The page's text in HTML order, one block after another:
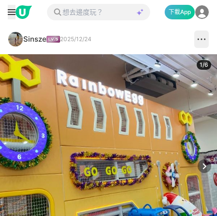
下載App
Sinsze 2025/12/24
1/6